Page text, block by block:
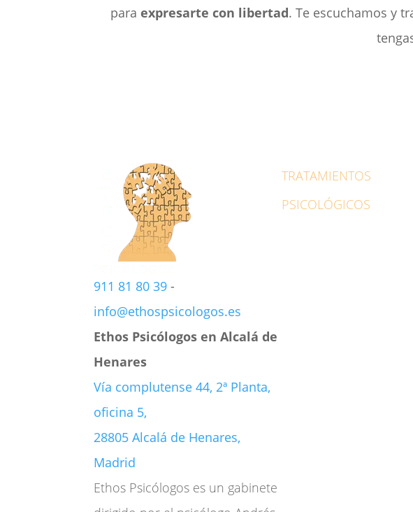
para expresarte con libertad. Te escuchamos y
911 81 80 39 -
info@ethospsicologos.es
Ethos Psicólogos en Alcalá de
Henares
Vía complutense 44, 2ª Planta,
oficina 5,
28805 Alcalá de Henares,
Madrid
Ethos Psicólogos es un gabinete
TRATAMIENTOS
PSICOLÓGICOS